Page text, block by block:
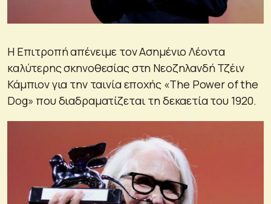
Η Επιτροπή απένειμε τον Ασημένιο Λέοντα
καλύτερης σκηνοθεσίας στη Νεοζηλανδή Τζέιν
Κάμπιον για την ταινία εποχής «The Power of the
Dog» που διαδραματίζεται τη δεκαετία του 1920.